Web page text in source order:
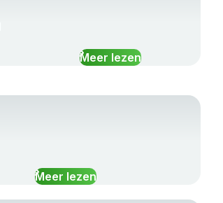
Meer lezen
Meer lezen